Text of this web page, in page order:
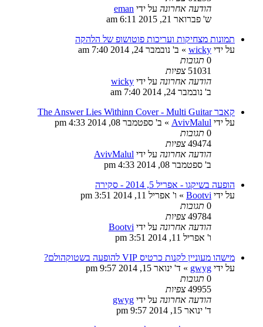
הודעה אחרונה על ידי eman
ש' פברואר 21, 2015 6:11 am
תמונות מצחיקות ועריכות פוטושופ של הלהקה
על ידי wicky
» ב' נובמבר 24, 2014 7:40 am
0 תגובות
51031 צפיות
הודעה אחרונה על ידי wicky
ב' נובמבר 24, 2014 7:40 am
קאבר The Answer Lies Withinn Cover - Multi Guitar
על ידי AvivMalul
» ב' ספטמבר 08, 2014 4:33 pm
0 תגובות
49474 צפיות
הודעה אחרונה על ידי AvivMalul
ב' ספטמבר 08, 2014 4:33 pm
הופעה בשיקגו - אפריל 5, 2014 - סקירה
על ידי Bootvi
» ו' אפריל 11, 2014 3:51 pm
0 תגובות
49784 צפיות
הודעה אחרונה על ידי Bootvi
ו' אפריל 11, 2014 3:51 pm
מישהו מעוניין לקנות כרטיס VIP להופעה בשטוקהולם?
על ידי gwyg
» ד' ינואר 15, 2014 9:57 pm
0 תגובות
49955 צפיות
הודעה אחרונה על ידי gwyg
ד' ינואר 15, 2014 9:57 pm